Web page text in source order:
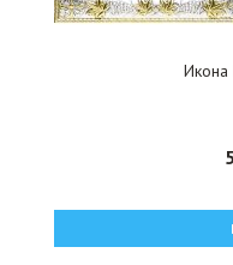
Икона